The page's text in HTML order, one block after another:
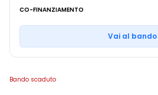
CO-FINANZIAMENTO
Vai al bando
Bando scaduto